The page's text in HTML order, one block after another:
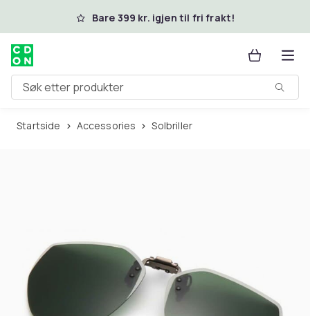
Hopp til hovedinnholdBare 399 kr. igjen til fri frakt!
Søk etter produkter
Startside Accessories Solbriller